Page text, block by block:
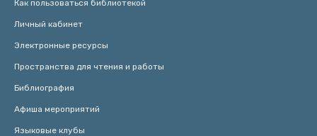
Как пользоваться библиотекой
Личный кабинет
Электронные ресурсы
Пространства для чтения и работы
Библиография
Афиша мероприятий
Языковые клубы